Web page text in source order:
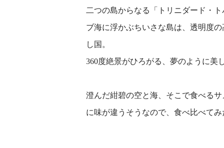
二つの島からなる「トリニダード・
ブ海に浮かぶちいさな島は、透明度
し国。
360度絶景がひろがる、夢のように美
澄んだ紺碧の空と海、そこで食べる
に味が違うそうなので、食べ比べて